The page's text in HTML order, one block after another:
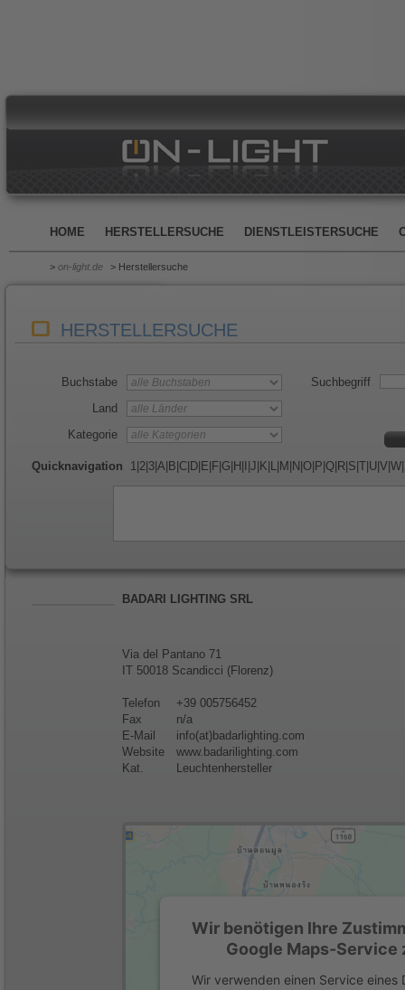
HOME HERSTELLERSUCHE DIENSTLEISTERSUCHE
> on-light.de > Herstellersuche
HERSTELLERSUCHE
Buchstabe
Land
Kategorie
Suchbegriff
Quicknavigation 1 2 3 A B C D E F G H J K L M N O P Q R S T U V W
BADARI LIGHTING SRL
Via del Pantano 71
IT 50018 Scandicci (Florenz)
Telefon
+39 005756452
Fax
n/a
E-Mail
info(at)badarlighting.com
Website
www.badarilighting.com
Kat.
Leuchtenhersteller
Wir benötigen Ihre
Google Maps-Service
Wir verwenden einen Service eines